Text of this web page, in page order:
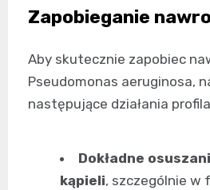
Zapobieganie
Aby skutecznie zapobiec
Pseudomonas aeruginosa,
następujące działania
Dokładne
kąpieli, szczególnie w